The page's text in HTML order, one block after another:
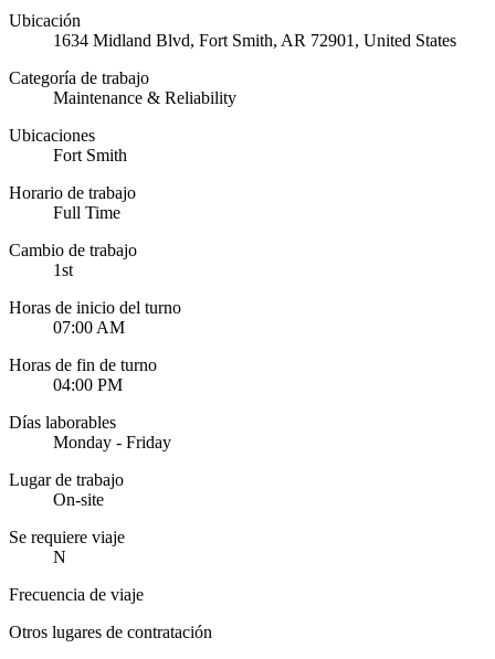
Ubicación
1634 Midland Blvd, Fort Smith, AR 72901, United States
Categoría de trabajo
Maintenance & Reliability
Ubicaciones
Fort Smith
Horario de trabajo
Full Time
Cambio de trabajo
1st
Horas de inicio del turno
07:00 AM
Horas de fin de turno
04:00 PM
Días laborables
Monday - Friday
Lugar de trabajo
On-site
Se requiere viaje
N
Frecuencia de viaje
Otros lugares de contratación